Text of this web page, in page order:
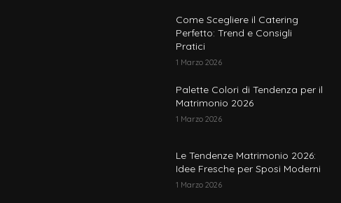
Come Scegliere il Catering
Perfetto: Trend e Consigli
Pratici
1 Marzo 2026
Palette Colori di Tendenza per il
Matrimonio 2026
1 Marzo 2026
Le Tendenze Matrimonio 2026:
Idee Fresche per Sposi Moderni
1 Marzo 2026